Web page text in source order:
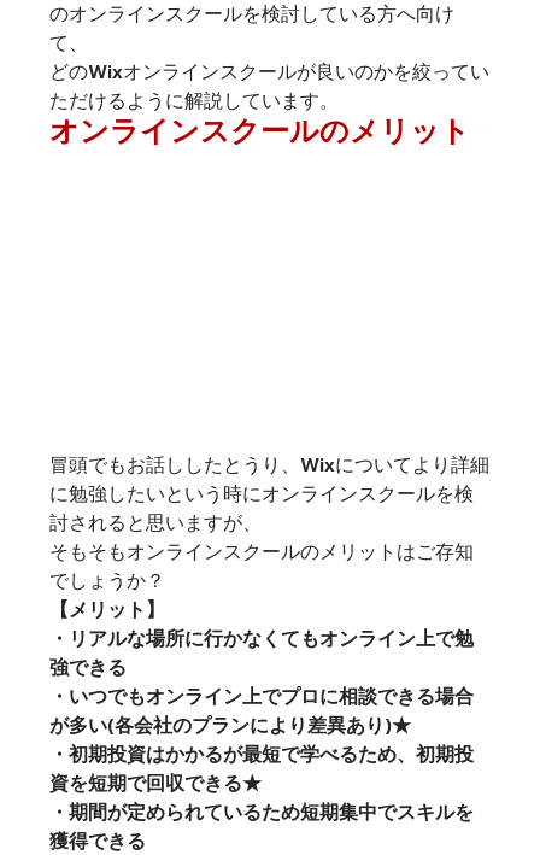
のオンラインスクールを検討している方へ向け
て、
どのWixオンラインスクールが良いのかを絞ってい
ただけるように解説しています。
オンラインスクールのメリット
冒頭でもお話ししたとうり、Wixについてより詳細
に勉強したいという時にオンラインスクールを検
討されると思いますが、
そもそもオンラインスクールのメリットはご存知
でしょうか？
【メリット】
・リアルな場所に行かなくてもオンライン上で勉
強できる
・いつでもオンライン上でプロに相談できる場合
が多い(各会社のプランにより差異あり)★
・初期投資はかかるが最短で学べるため、初期投
資を短期で回収できる★
・期間が定められているため短期集中でスキルを
獲得できる